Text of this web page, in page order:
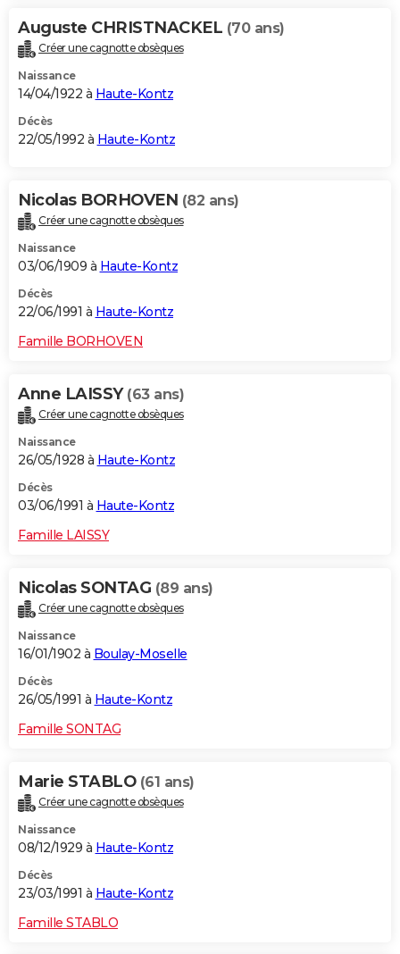
Auguste CHRISTNACKEL (70 ans)
Créer une cagnotte obsèques
Naissance
14/04/1922 à Haute-Kontz
Décès
22/05/1992 à Haute-Kontz
Nicolas BORHOVEN (82 ans)
Créer une cagnotte obsèques
Naissance
03/06/1909 à Haute-Kontz
Décès
22/06/1991 à Haute-Kontz
Famille BORHOVEN
Anne LAISSY (63 ans)
Créer une cagnotte obsèques
Naissance
26/05/1928 à Haute-Kontz
Décès
03/06/1991 à Haute-Kontz
Famille LAISSY
Nicolas SONTAG (89 ans)
Créer une cagnotte obsèques
Naissance
16/01/1902 à Boulay-Moselle
Décès
26/05/1991 à Haute-Kontz
Famille SONTAG
Marie STABLO (61 ans)
Créer une cagnotte obsèques
Naissance
08/12/1929 à Haute-Kontz
Décès
23/03/1991 à Haute-Kontz
Famille STABLO